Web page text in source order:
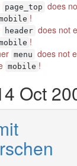
page_top does
!
header does not
!
menu does not
mobile !
Oct